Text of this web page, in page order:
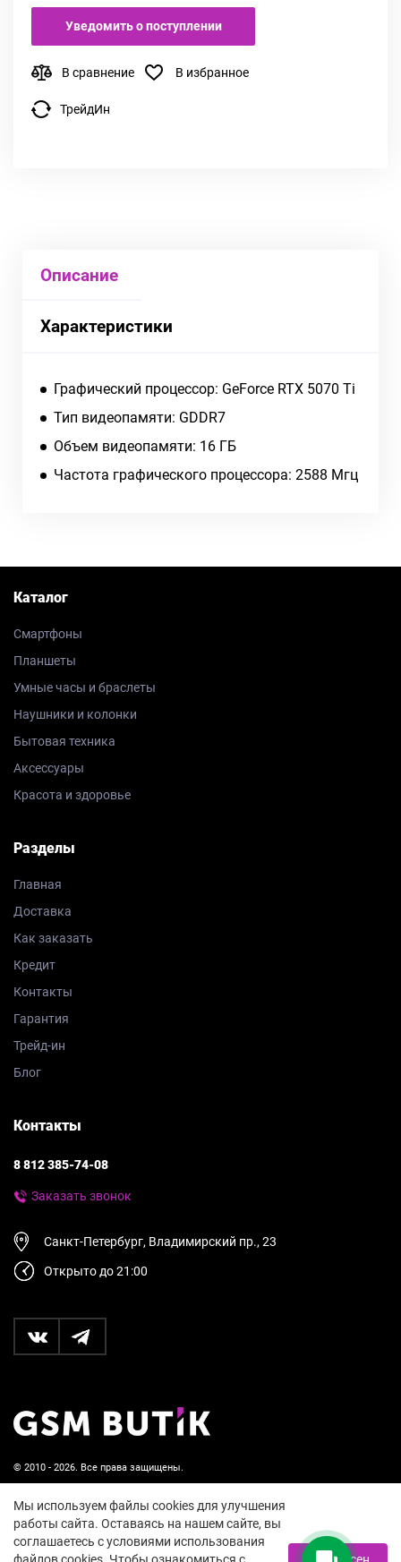
Уведомить о поступлении
В сравнение В избранное
ТрейдИн
Описание
Характеристики
Графический процессор: GeForce RTX 5070 Ti
Тип видеопамяти: GDDR7
Объем видеопамяти: 16 ГБ
Частота графического процессора: 2588 Мгц
© 2010 - 2026. Все права защищены.
Пользовательское соглашение и политика
конфиденциальности
18+
Каталог
Смартфоны
Планшеты
Умные часы и браслеты
Наушники и колонки
Бытовая техника
Аксессуары
Красота и здоровье
Разделы
Главная
Доставка
Как заказать
Кредит
Контакты
Гарантия
Трейд-ин
Блог
Контакты
8 812 385-74-08
Заказать звонок
Санкт-Петербург, Владимирский пр., 23
Открыто до 21:00
Мы используем файлы cookies для улучшения
работы сайта. Оставаясь на нашем сайте, вы
соглашаетесь с условиями использования